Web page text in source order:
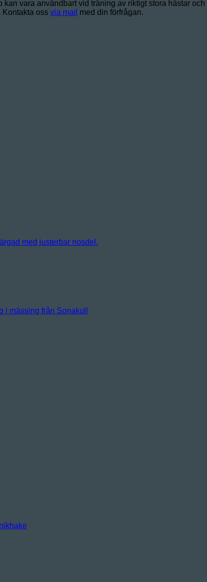
vara användbart vid träning av riktigt stora hästar
Kontakta oss via mail med din förfrågan.